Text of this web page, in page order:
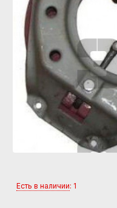
Есть в наличии: 1